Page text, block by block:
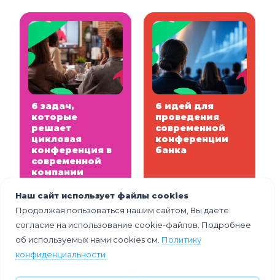
6 задач,
которые
решает
цикловая
конференция в
современной
компании
6 идей для
проведения
современной
конференции
банка
Наш сайт использует файлы cookies
Продолжая пользоваться нашим сайтом, Вы даете
согласие на использование cookie-файлов. Подробнее
об используемых нами cookies см. Политику
конфиденциальности